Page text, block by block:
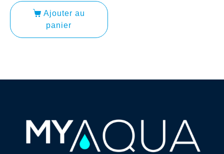
Ajouter au
panier